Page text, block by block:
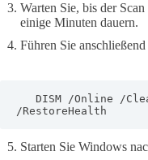
Warten Sie, bis der
einige Minuten dauern.
Führen Sie
/RestoreHealth
Starten Sie Windows